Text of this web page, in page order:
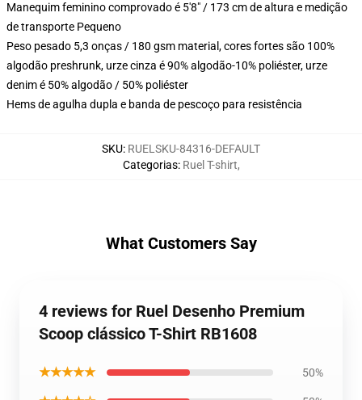
Manequim feminino comprovado é 5'8" / 173 cm de altura e medição
de transporte Pequeno
Peso pesado 5,3 onças / 180 gsm material, cores fortes são 100%
algodão preshrunk, urze cinza é 90% algodão-10% poliéster, urze
denim é 50% algodão / 50% poliéster
Hems de agulha dupla e banda de pescoço para resistência
SKU: RUELSKU-84316-DEFAULT
Categorias: Ruel T-shirt,
What Customers Say
4 reviews for Ruel Desenho Premium
Scoop clássico T-Shirt RB1608
★★★★★ 50%